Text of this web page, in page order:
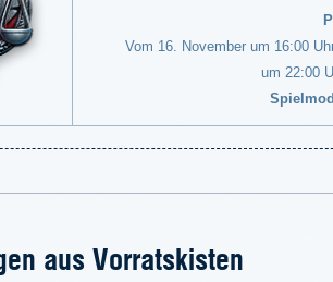
Vom 16. November um 16:00
um 22:00
aus Vorratskisten